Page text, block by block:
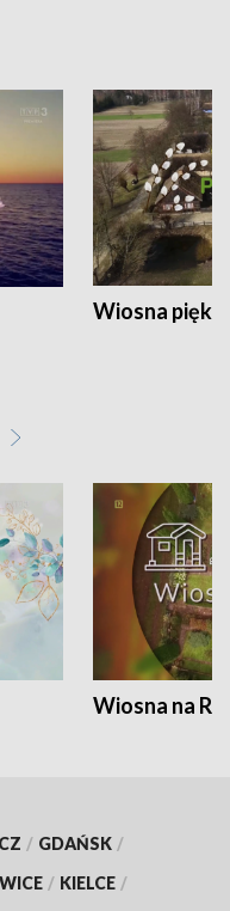
Wiosna
Wiosna na
/ GDAŃSK /
/ KIELCE /